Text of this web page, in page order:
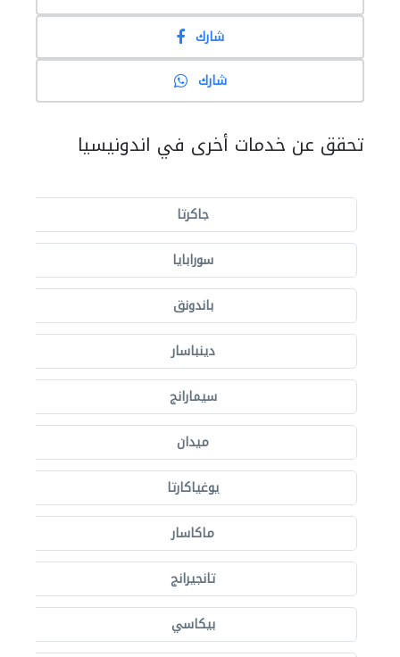
شارك
شارك
تحقق عن خدمات أخرى في اندونيسيا
جاكرتا
سورابايا
باندونق
دينباسار
سيمارانج
ميدان
يوغياكارتا
ماكاسار
تانجيرانج
بيكاسي